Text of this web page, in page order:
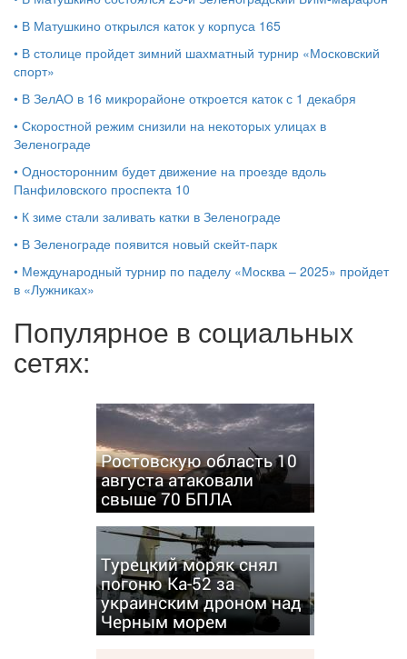
• В Матушкино открылся каток у корпуса 165
• В столице пройдет зимний шахматный турнир «Московский
спорт»
• В ЗелАО в 16 микрорайоне откроется каток с 1 декабря
• Скоростной режим снизили на некоторых улицах в
Зеленограде
• Односторонним будет движение на проезде вдоль
Панфиловского проспекта 10
• К зиме стали заливать катки в Зеленограде
• В Зеленограде появится новый скейт-парк
• Международный турнир по паделу «Москва – 2025» пройдет
в «Лужниках»
Популярное в социальных
сетях:
Ростовскую область 10
августа атаковали
свыше 70 БПЛА
Турецкий моряк снял
погоню Ка-52 за
украинским дроном над
Черным морем